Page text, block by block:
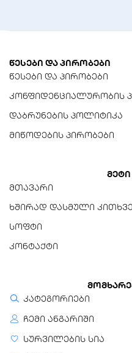
ER/EW)
ლაზერის ტიპი
DFB (გადაცემა), APD
წესები და პირობები
წესები და პირობები
კონფიდენციალურობის
დაბრუნების პოლიტიკა
მიწოდების პირობები
მეტი
მთავარი
ხშირად დასმული
სოფტი
კონტაქტი
კატეგორიები
ჩემი ანგარიში
სურვილების სია